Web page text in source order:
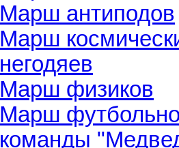
Марш антиподов
Марш
негодяев
Марш физиков
Марш
команды